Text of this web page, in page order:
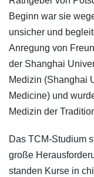
Beginn war sie
unsicher und
Anregung von
der Shanghai
Medizin (Shanghai
Medicine) und
Medizin der
Das TCM-Studium
große
standen Kurse in